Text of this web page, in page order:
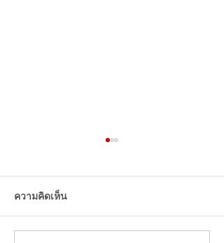
สุดในโซเชียลจีน 3ไตรมาส
ปี2024 ใช่แบรนด์ที่เพื่อนๆ
คิดไว้รึเปล่า
ความคิดเห็น